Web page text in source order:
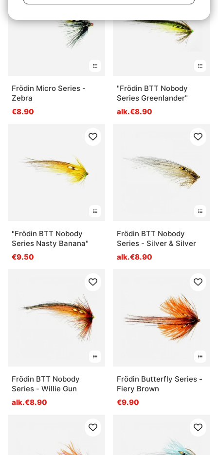
Frödin Micro Series -
Zebra
€8.90
"Frödin BTT Nobody
Series Greenlander"
alk.€8.90
"Frödin BTT Nobody
Series Nasty Banana"
€9.50
Frödin BTT Nobody
Series - Silver & Silver
alk.€8.90
Frödin BTT Nobody
Series - Willie Gun
alk.€8.90
Frödin Butterfly Series -
Fiery Brown
€9.90